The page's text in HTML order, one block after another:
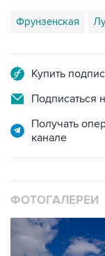
Фрунзенская
Купить
Подписаться
Получать
канале
ФОТОГАЛЕРЕИ